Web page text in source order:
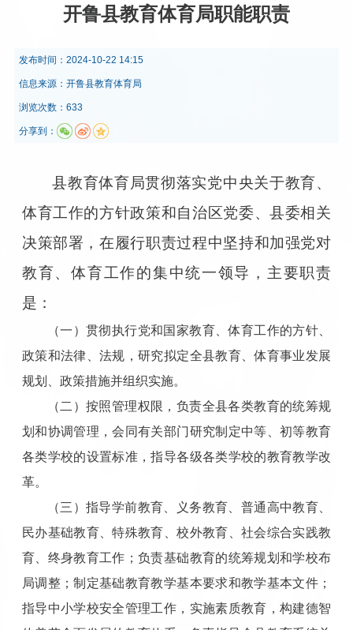
开鲁县教育体育局职能职责
发布时间： 2024-10-22 14:15
信息来源： 开鲁县教育体育局
浏览次数：633
分享到：
县教育体育局贯彻落实党中央关于教育、
体育工作的方针政策和自治区党委、县委相关
决策部署，在履行职责过程中坚持和加强党对
教育、体育工作的集中统一领导，主要职责
是：
（一）贯彻执行党和国家教育、体育工作的方针、
政策和法律、法规，研究拟定全县教育、体育事业发展
规划、政策措施并组织实施。
（二）按照管理权限，负责全县各类教育的统筹规
划和协调管理，会同有关部门研究制定中等、初等教育
各类学校的设置标准，指导各级各类学校的教育教学改
革。
（三）指导学前教育、义务教育、普通高中教育、
民办基础教育、特殊教育、校外教育、社会综合实践教
育、终身教育工作；负责基础教育的统筹规划和学校布
局调整；制定基础教育教学基本要求和教学基本文件；
指导中小学校安全管理工作，实施素质教育，构建德智